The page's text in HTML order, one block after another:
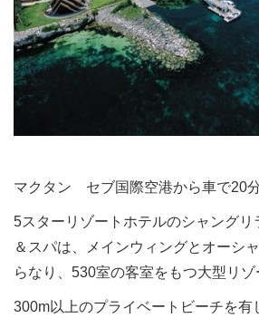
マクタン セブ国際空港から車で20分
5スターリゾートホテルのシャングリ
＆スパは、メインウィングとオーシ
らなり、530室の客室をもつ大型リゾ
300m以上のプライベートビーチを有